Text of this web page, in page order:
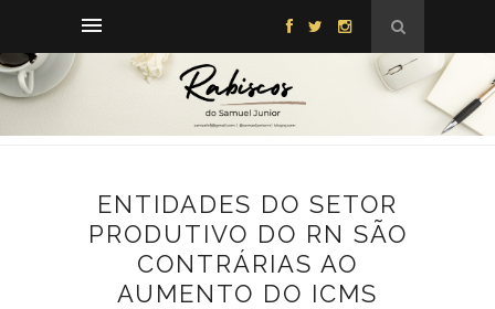
ENTIDADES DO SETOR
PRODUTIVO DO RN SÃO
CONTRÁRIAS AO
AUMENTO DO ICMS